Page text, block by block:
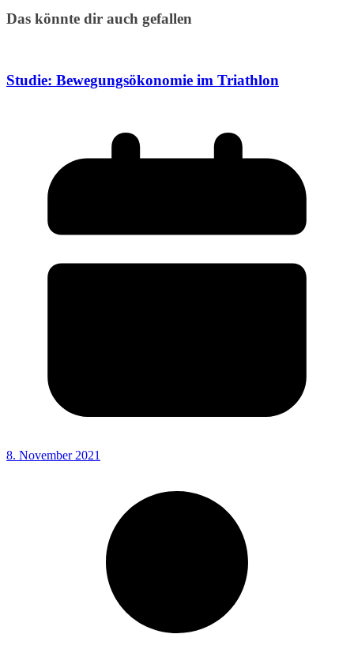
Das könnte dir auch gefallen
Studie: Bewegungsökonomie im Triathlon
8. November 2021